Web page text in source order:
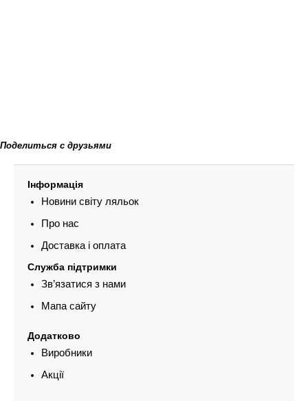
Поделиться с друзьями
Інформація
Новини світу ляльок
Про нас
Доставка і оплата
Служба підтримки
Зв’язатися з нами
Мапа сайту
Додатково
Виробники
Акції